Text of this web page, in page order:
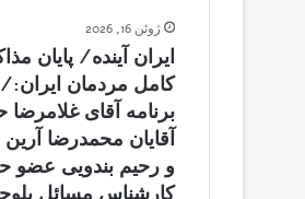
ژوئن 16, 2026
ایران آینده/ پایان
کامل مردمان
برنامه آقای غلامرضا
آقایان محمدرضا
و رحیم بندویی عضو
کارشناس مسائل